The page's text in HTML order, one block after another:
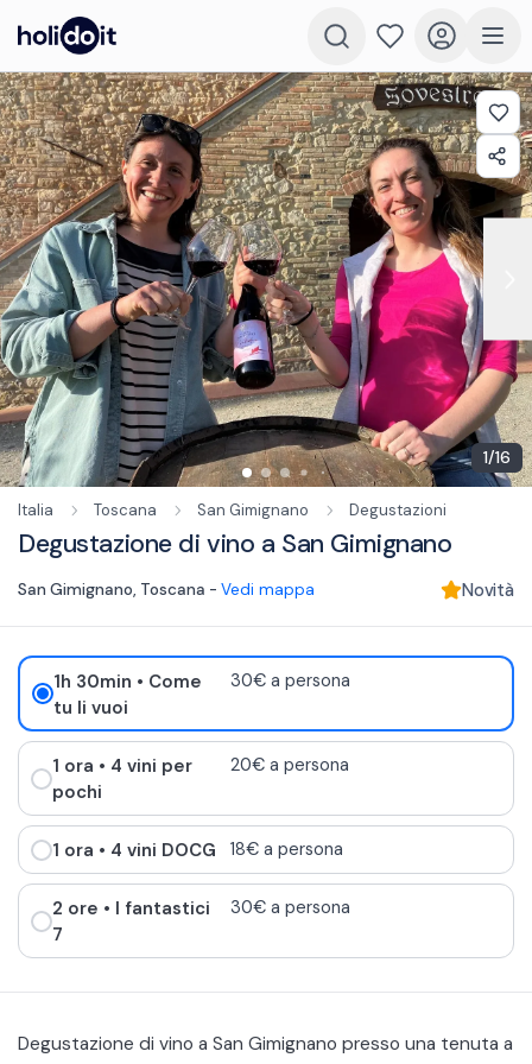
1/16
Italia Toscana San Gimignano Degustazioni
Degustazione di vino a San Gimignano
San Gimignano, Toscana - Vedi mappa Novità
1h 30min • Come
tu li vuoi
30€ a persona
1 ora • 4 vini per
pochi
20€ a persona
1 ora • 4 vini DOCG 18€ a persona
2 ore • I fantastici
7
30€ a persona
Degustazione di vino a San Gimignano presso una tenuta a